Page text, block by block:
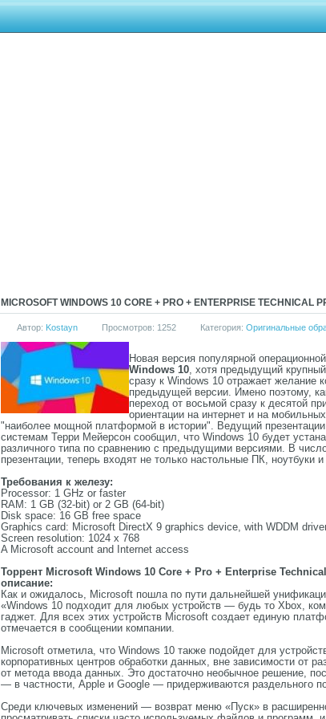
MICROSOFT WINDOWS 10 CORE + PRO + ENTERPRISE TECHNICAL
Автор: Kostayn Просмотров: 1252 Категория: Оригинальные
Новая версия популярной
Windows 10, хотя предыдущий
сразу к Windows 10 отражает желание
предыдущей версии. Имено поэтому,
переход от восьмой сразу к десятой
ориентации на интернет и на
"наиболее мощной платформой в истории". Ведущий
системам Терри Мейерсон сообщил, что Windows 10 будет
различного типа по сравнению с предыдущими версиями. В
презентации, теперь входят не только настольные ПК,
Требования к железу:
Processor: 1 GHz or faster
RAM: 1 GB (32-bit) or 2 GB (64-bit)
Disk space: 16 GB free space
Graphics card: Microsoft DirectX 9 graphics device, with WDDM
Screen resolution: 1024 x 768
A Microsoft account and Internet access
Торрент Microsoft Windows 10 Core + Pro + Enterprise
описание:
Как и ожидалось, Microsoft пошла по пути дальнейшей
«Windows 10 подходит для любых устройств — будь то Xbox,
гаджет. Для всех этих устройств Microsoft создает единую
отмечается в сообщении компании.
Microsoft отметила, что Windows 10 также подойдет для
корпоративных центров обработки данных, вне зависимости от
от метода ввода данных. Это достаточно необычное решение,
— в частности, Apple и Google — придерживаются раздельного
Среди ключевых изменений — возврат меню «Пуск» в